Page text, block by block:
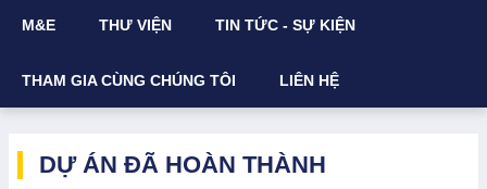
M&E THƯ VIỆN TIN TỨC - SỰ KIỆN
THAM GIA CÙNG CHÚNG TÔI LIÊN HỆ
DỰ ÁN ĐÃ HOÀN THÀNH